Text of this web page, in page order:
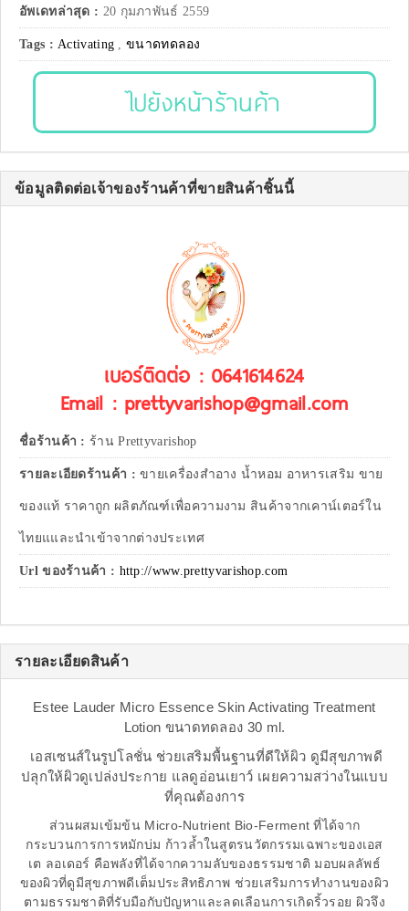
อัพเดทล่าสุด : 20 กุมภาพันธ์ 2559
Tags :Activating ,ขนาดทดลอง
ไปยังหน้าร้านค้า
ข้อมูลติดต่อเจ้าของร้านค้าที่ขายสินค้าชิ้นนี้
เบอร์ติดต่อ : 0641614624
Email : prettyvarishop@gmail.com
ชื่อร้านค้า : ร้าน Prettyvarishop
รายละเอียดร้านค้า :ขายเครื่องสำอาง น้ำหอม อาหารเสริม ขาย
ของแท้ ราคาถูก ผลิตภัณฑ์เพื่อความงาม สินค้าจากเคาน์เตอร์ใน
ไทยแและนำเข้าจากต่างประเทศ
Url ของร้านค้า : http://www.prettyvarishop.com
รายละเอียดสินค้า
Estee Lauder Micro Essence Skin Activating Treatment
Lotion ขนาดทดลอง 30 ml.
เอสเซนส์ในรูปโลชั่น ช่วยเสริมพื้นฐานที่ดีให้ผิว ดูมีสุขภาพดี
ปลุกให้ผิวดูเปล่งประกาย แลดูอ่อนเยาว์ เผยความสว่างในแบบ
ที่คุณต้องการ
ส่วนผสมเข้มข้น Micro-Nutrient Bio-Ferment ที่ได้จาก
กระบวนการการหมักบ่ม ก้าวล้ำในสูตรนวัตกรรมเฉพาะของเอส
เต ลอเดอร์ คือพลังที่ได้จากความลับของธรรมชาติ มอบผลลัพธ์
ของผิวที่ดูมีสุขภาพดีเต็มประสิทธิภาพ ช่วยเสริมการทำงานของผิว
ตามธรรมชาติที่รับมือกับปัญหาและลดเลือนการเกิดริ้วรอย ผิวจึง